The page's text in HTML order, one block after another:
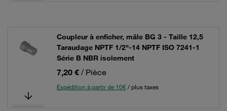
Coupleur à enficher, mâle BG 3 - Taille 12,5
Taraudage NPTF 1/2"-14 NPTF ISO 7241-1
Série B NBR isolement
7,20 € / Pièce
Expédition à partir de 10€/ plus taxes